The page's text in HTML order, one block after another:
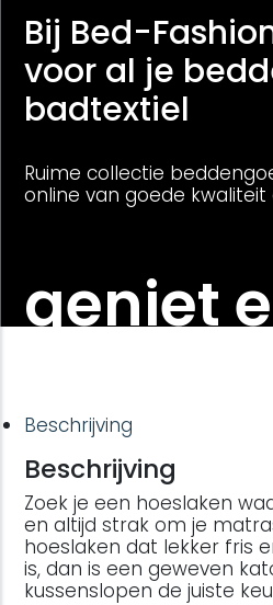
Bij Bed-
voor al je
badtextiel
Ruime collectie
online van goede
geniet
Beschrijving
Beschrijving
Zoek je een hoeslaken
en altijd strak om je
hoeslaken dat lekker fris
is, dan is een geweven
kussenslopen de juiste